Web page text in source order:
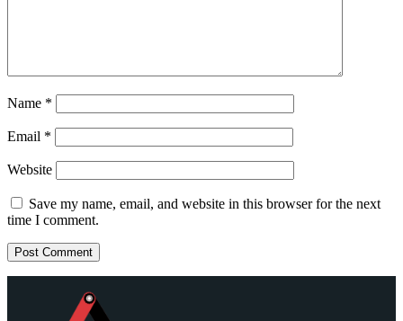
Name *
Email *
Website
Save my name, email, and website in this browser for the next
time I comment.